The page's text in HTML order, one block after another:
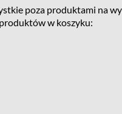
poza produktami na
w koszyku: